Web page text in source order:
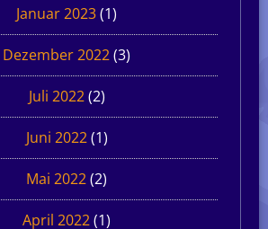
Januar 2023(1)
Dezember 2022(3)
Juli 2022(2)
Juni 2022(1)
Mai 2022(2)
April 2022(1)